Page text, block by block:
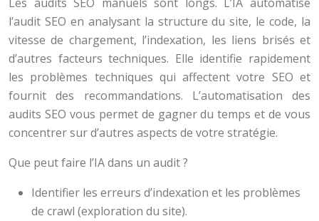
l’audit SEO en analysant la structure du site, le code, la
vitesse de chargement, l’indexation, les liens brisés et
d’autres facteurs techniques. Elle identifie rapidement
les problèmes techniques qui affectent votre SEO et
fournit des recommandations. L’automatisation des
audits SEO vous permet de gagner du temps et de vous
concentrer sur d’autres aspects de votre stratégie.
Que peut faire l’IA dans un audit ?
Identifier les erreurs d’indexation et les problèmes
de crawl (exploration du site).